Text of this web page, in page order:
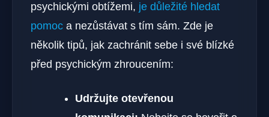
psychickými obtížemi, je důležité hledat
pomoc a nezůstávat s tím sám. Zde je
několik tipů, jak zachránit‌ sebe ‌i své blízké
před psychickým zhroucením:
Udržujte otevřenou